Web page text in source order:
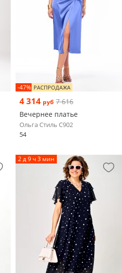
-47% РАСПРОДАЖА
4 314 руб 7 616
Вечернее платье
Ольга Стиль С902
54
2 д 9 ч 3 мин